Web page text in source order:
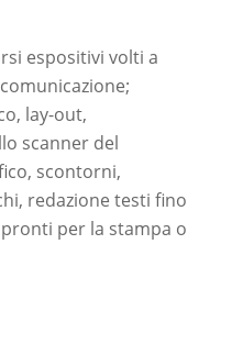
espositivi volti a
lay-out,
scanner del
scontorni,
redazione testi fino
per la stampa o